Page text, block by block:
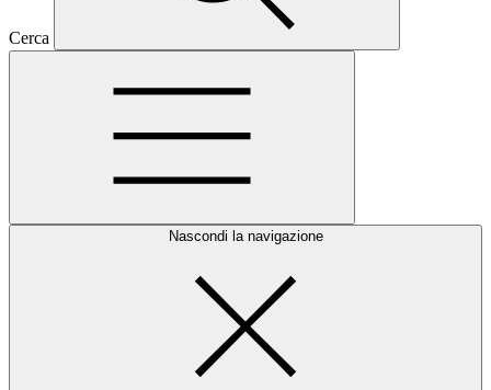
Cerca
Nascondi la navigazione